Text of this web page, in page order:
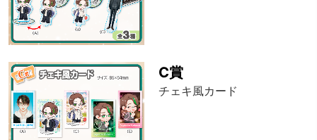
C賞
チェキ風カード